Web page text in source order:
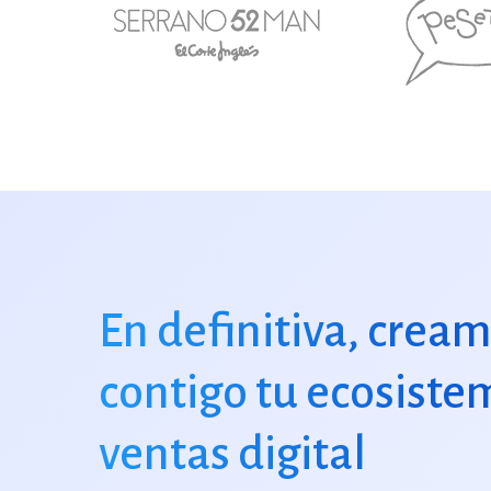
En definitiva,
contigo tu
ventas digital